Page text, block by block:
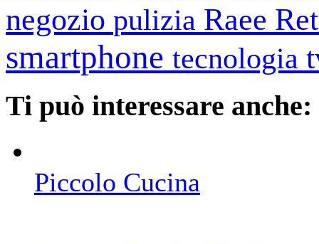
negozio pulizia Raee
smartphone tecnologia
Ti può interessare anche:
Piccolo Cucina